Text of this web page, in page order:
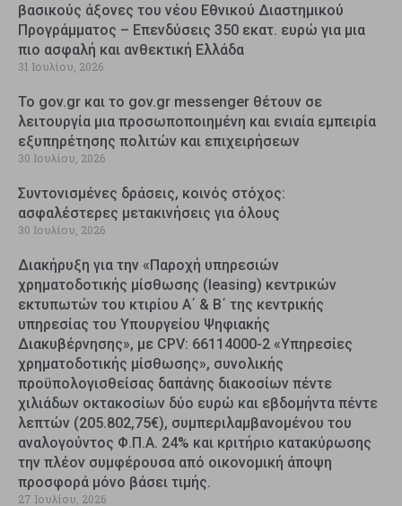
βασικούς άξονες του νέου Εθνικού Διαστημικού
Προγράμματος – Επενδύσεις 350 εκατ. ευρώ για μια
πιο ασφαλή και ανθεκτική Ελλάδα
31 Ιουλίου, 2026
Το gov.gr και το gov.gr messenger θέτουν σε
λειτουργία μια προσωποποιημένη και ενιαία εμπειρία
εξυπηρέτησης πολιτών και επιχειρήσεων
30 Ιουλίου, 2026
Συντονισμένες δράσεις, κοινός στόχος:
ασφαλέστερες μετακινήσεις για όλους
30 Ιουλίου, 2026
Διακήρυξη για την «Παροχή υπηρεσιών
χρηματοδοτικής μίσθωσης (leasing) κεντρικών
εκτυπωτών του κτιρίου Α΄ & Β΄ της κεντρικής
υπηρεσίας του Υπουργείου Ψηφιακής
Διακυβέρνησης», με CPV: 66114000-2 «Υπηρεσίες
χρηματοδοτικής μίσθωσης», συνολικής
προϋπολογισθείσας δαπάνης διακοσίων πέντε
χιλιάδων οκτακοσίων δύο ευρώ και εβδομήντα πέντε
λεπτών (205.802,75€), συμπεριλαμβανομένου του
αναλογούντος Φ.Π.Α. 24% και κριτήριο κατακύρωσης
την πλέον συμφέρουσα από οικονομική άποψη
προσφορά μόνο βάσει τιμής.
27 Ιουλίου, 2026